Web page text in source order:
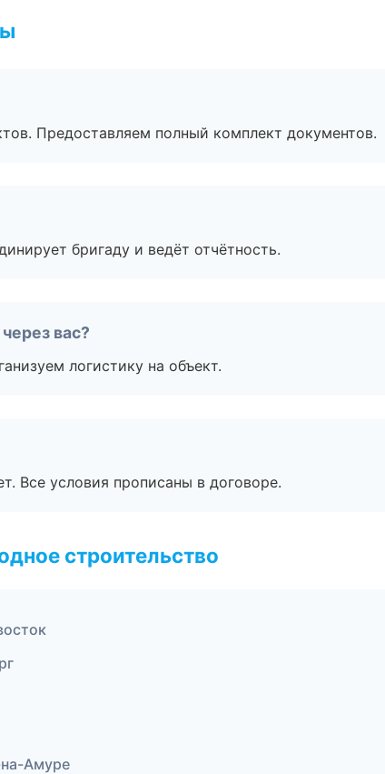
Предоставляем полный комплект документов.
бригаду и ведёт отчётность.
вас?
логистику на объект.
Все условия прописаны в договоре.
строительство
Амуре